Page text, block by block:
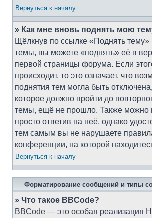
Вернуться к началу
» Как мне вновь поднять мою
Щёлкнув по ссылке «Поднять
темы, вы можете «поднять» её в
первой страницы форума. Если
происходит, то это означает, что
поднятия тем могла быть
которое должно пройти до
темы, ещё не прошло. Также можно
просто ответив на неё, однако
тем самым вы не нарушаете
конференции, на которой
Вернуться к началу
Форматирование сообщений и типы
» Что такое BBCode?
BBCode — это особая реализация